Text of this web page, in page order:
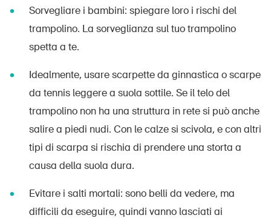
Sorvegliare i bambini: spiegare loro i rischi del
trampolino. La sorveglianza sul tuo trampolino
spetta a te.
Idealmente, usare scarpette da ginnastica o scarpe
da tennis leggere a suola sottile. Se il telo del
trampolino non ha una struttura in rete si può anche
salire a piedi nudi. Con le calze si scivola, e con altri
tipi di scarpa si rischia di prendere una storta a
causa della suola dura.
Evitare i salti mortali: sono belli da vedere, ma
difficili da eseguire, quindi vanno lasciati ai